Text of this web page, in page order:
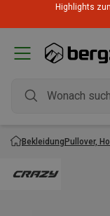
Highlights
BekleidungPullover,